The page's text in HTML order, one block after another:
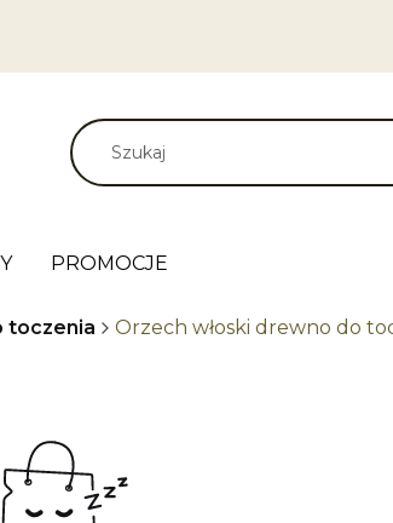
PROMOCJE
toczenia Orzech włoski drewno do